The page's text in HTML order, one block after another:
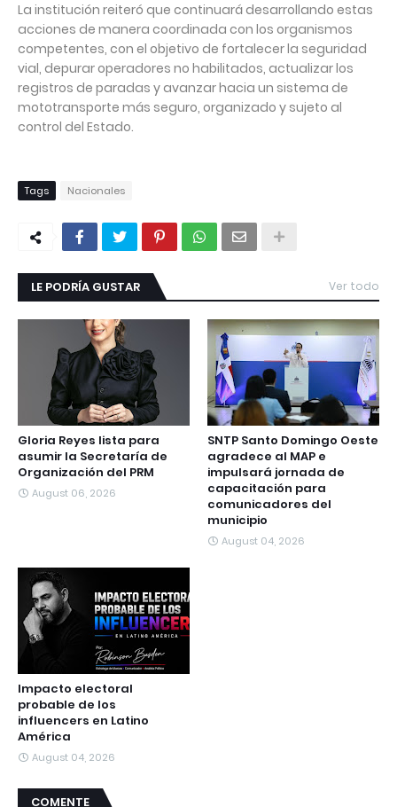
La institución reiteró que continuará desarrollando estas
acciones de manera coordinada con los organismos
competentes, con el objetivo de fortalecer la seguridad
vial, depurar operadores no habilitados, actualizar los
registros de paradas y avanzar hacia un sistema de
mototransporte más seguro, organizado y sujeto al
control del Estado.
Tags Nacionales
LE PODRÍA GUSTAR Ver todo
Gloria Reyes lista para
asumir la Secretaría de
Organización del PRM
August 06, 2026
SNTP Santo Domingo Oeste
agradece al MAP e
impulsará jornada de
capacitación para
comunicadores del
municipio
August 04, 2026
Impacto electoral
probable de los
influencers en Latino
América
August 04, 2026
COMENTE